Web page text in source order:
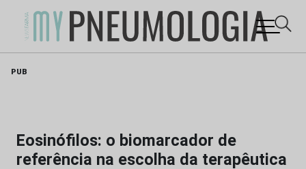
PUB
Eosinófilos: o biomarcador de
referência na escolha da terapêutica